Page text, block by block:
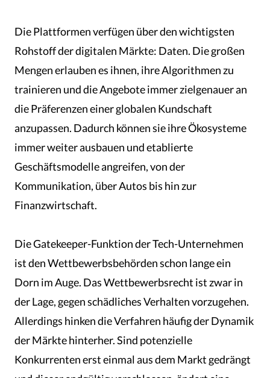
Die Plattformen verfügen über den wichtigsten
Rohstoff der digitalen Märkte: Daten. Die großen
Mengen erlauben es ihnen, ihre Algorithmen zu
trainieren und die Angebote immer zielgenauer an
die Präferenzen einer globalen Kundschaft
anzupassen. Dadurch können sie ihre Ökosysteme
immer weiter ausbauen und etablierte
Geschäftsmodelle angreifen, von der
Kommunikation, über Autos bis hin zur
Finanzwirtschaft.
Die Gatekeeper-Funktion der Tech-Unternehmen
ist den Wettbewerbsbehörden schon lange ein
Dorn im Auge. Das Wettbewerbsrecht ist zwar in
der Lage, gegen schädliches Verhalten vorzugehen.
Allerdings hinken die Verfahren häufig der Dynamik
der Märkte hinterher. Sind potenzielle
Konkurrenten erst einmal aus dem Markt gedrängt